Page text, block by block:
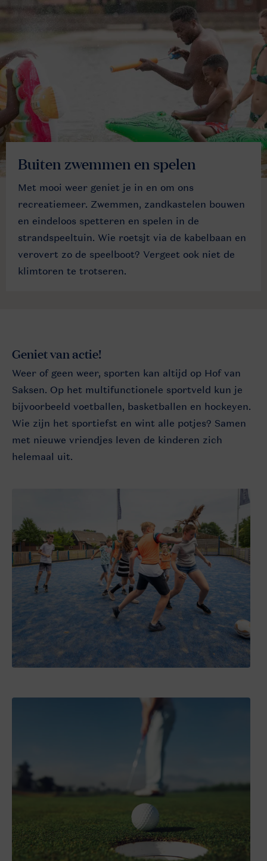
Buiten zwemmen en spelen
Met mooi weer geniet je in en om ons
recreatiemeer. Zwemmen, zandkastelen bouwen
en eindeloos spetteren en spelen in de
strandspeeltuin. Wie roetsjt via de kabelbaan en
verovert zo de speelboot? Vergeet ook niet de
klimtoren te trotseren.
Geniet van actie!
Weer of geen weer, sporten kan altijd op Hof van
Saksen. Op het multifunctionele sportveld kun je
bijvoorbeeld voetballen, basketballen en hockeyen.
Wie zijn het sportiefst en wint alle potjes? Samen
met nieuwe vriendjes leven de kinderen zich
helemaal uit.